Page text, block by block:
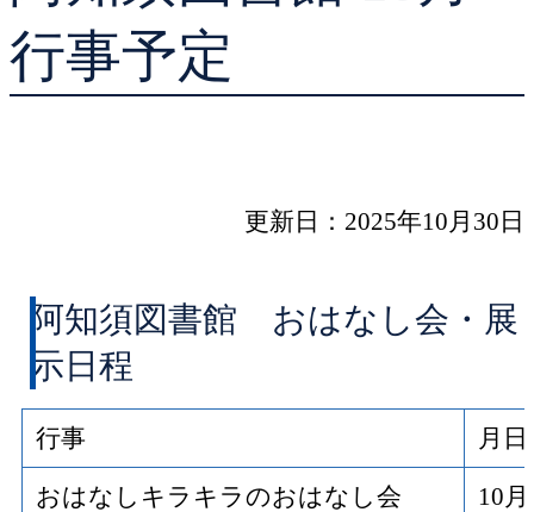
予約ランキング
行事予定
更新日：2025年10月30日
阿知須図書館 おはなし会・展
示日程
行事 月日
おはなしキラキラのおはなし会 10